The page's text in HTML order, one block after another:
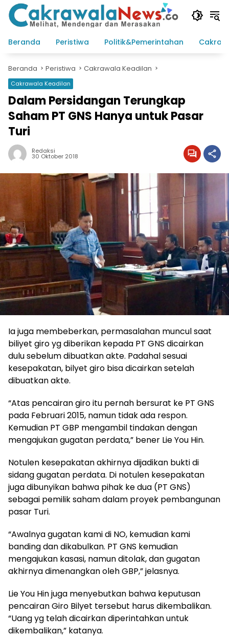
Langsung
konten
Beranda
Peristiwa Politik&Pemerintahan
Beranda Peristiwa Cakrawala Keadilan
Cakrawala Keadilan
Dalam Persidangan Terungkap
Saham PT GNS Hanya untuk Pasar
Turi
Redaksi
30 Oktober 2018
Ia juga membeberkan, permasalahan muncul saat
biliyet giro yg diberikan kepada PT GNS dicairkan
dulu sebelum dibuatkan akte. Padahal sesuai
kesepakatan, bilyet giro bisa dicairkan setelah
dibuatkan akte.
“Atas pencairan giro itu pernah bersurat ke PT GNS
pada Februari 2015, namun tidak ada respon.
Kemudian PT GBP mengambil tindakan dengan
mengajukan gugatan perdata,” bener Lie You Hin.
Notulen kesepakatan akhirnya dijadikan bukti di
sidang gugatan perdata. Di notulen kesepakatan
juga dibunyikan bahwa pihak ke dua (PT GNS)
sebagai pemilik saham dalam proyek pembangunan
pasar Turi.
“Awalnya gugatan kami di NO, kemudian kami
banding dan dikabulkan. PT GNS kemudian
mengajukan kasasi, namun ditolak, dan gugatan
akhirnya dimenangkan oleh GBP,” jelasnya.
Lie You Hin juga menyebutkan bahwa keputusan
pencairan Giro Bilyet tersebut harus dikembalikan.
“Uang yg telah dicairkan diperintahkan untuk
dikembalikan,” katanya.